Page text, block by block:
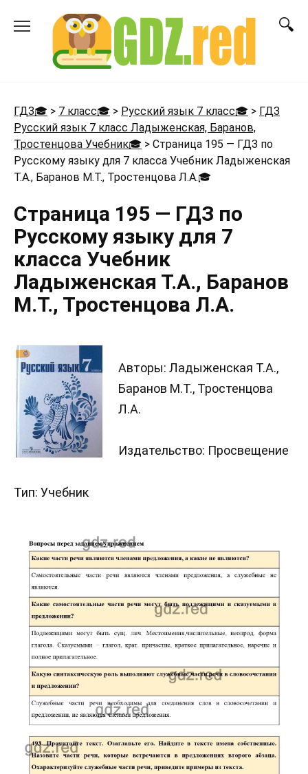
ГДЗ🎓 > 7 класс🎓 > Русский язык 7 класс🎓 > ГДЗ
Русский язык 7 класс Ладыженская, Баранов,
Тростенцова Учебник🎓 > Страница 195 — ГДЗ по
Русскому языку для 7 класса Учебник Ладыженская
Т.А., Баранов М.Т., Тростенцова Л.А.🎓
Страница 195 — ГДЗ по
Русскому языку для 7
класса Учебник
Ладыженская Т.А., Баранов
М.Т., Тростенцова Л.А.
Авторы: Ладыженская Т.А.,
Баранов М.Т., Тростенцова
Л.А.
Издательство: Просвещение
Тип: Учебник